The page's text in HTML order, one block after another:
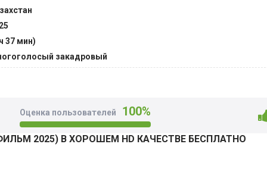
37 мин)
закадровый
Оценка пользователей 100%
2025) В ХОРОШЕМ HD КАЧЕСТВЕ БЕСПЛАТНО